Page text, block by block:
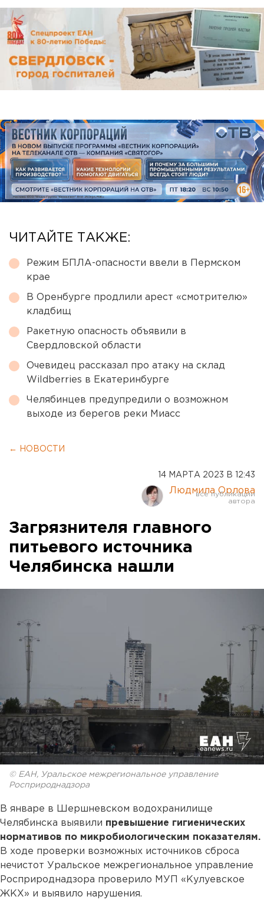
ЧИТАЙТЕ ТАКЖЕ:
Режим БПЛА-опасности ввели в Пермском
крае
В Оренбурге продлили арест «смотрителю»
кладбищ
Ракетную опасность объявили в
Свердловской области
Очевидец рассказал про атаку на склад
Wildberries в Екатеринбурге
Челябинцев предупредили о возможном
выходе из берегов реки Миасс
← НОВОСТИ
14 МАРТА 2023 В 12:43
Людмила Орлова
Загрязнителя главного
питьевого источника
Челябинска нашли
© ЕАН, Уральское межрегиональное управление
Росприроднадзора
В январе в Шершневском водохранилище
Челябинска выявили превышение гигиенических
нормативов по микробиологическим показателям.
В ходе проверки возможных источников сброса
нечистот Уральское межрегиональное управление
Росприроднадзора проверило МУП «Кулуевское
ЖКХ» и выявило нарушения.